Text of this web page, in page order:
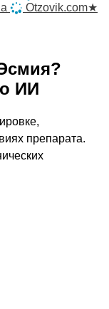
Otzovik.com★
?
ИИ
препарата.